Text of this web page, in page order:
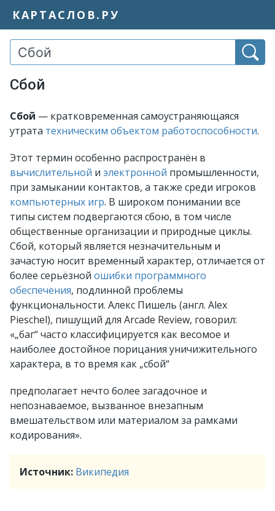
КАРТАСЛОВ.РУ
Сбой
Сбой — кратковременная самоустраняющаяся
утрата техническим объектом работоспособности.
Этот термин особенно распространён в
вычислительной и электронной промышленности,
при замыкании контактов, а также среди игроков
компьютерных игр. В широком понимании все
типы систем подвергаются сбою, в том числе
общественные организации и природные циклы.
Сбой, который является незначительным и
зачастую носит временный характер, отличается от
более серьёзной ошибки программного
обеспечения, подлинной проблемы
функциональности. Алекс Пишель (англ. Alex
Pieschel), пишущий для Arcade Review, говорил:
«„баг“ часто классифицируется как весомое и
наиболее достойное порицания уничижительного
характера, в то время как „сбой“
предполагает нечто более загадочное и
непознаваемое, вызванное внезапным
вмешательством или материалом за рамками
кодирования».
Источник: Википедия